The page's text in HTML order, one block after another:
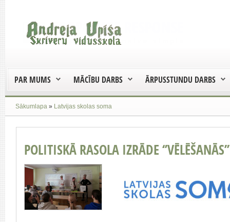
PAR MUMS MĀCĪBU DARBS ĀRPUSSTUNDU DARBS
Sākumlapa » Latvijas skolas soma
POLITISKĀ RASOLA IZRĀDE ‘’VĒLĒŠANĀS’’